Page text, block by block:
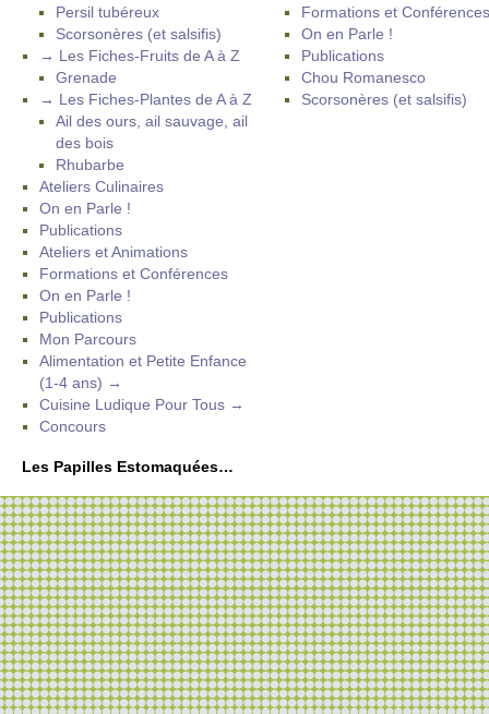
Persil tubéreux
Scorsonères (et salsifis)
→ Les Fiches-Fruits de A à Z
Grenade
→ Les Fiches-Plantes de A à Z
Ail des ours, ail sauvage, ail
des bois
Rhubarbe
Ateliers Culinaires
On en Parle !
Publications
Ateliers et Animations
Formations et Conférences
On en Parle !
Publications
Mon Parcours
Alimentation et Petite Enfance
(1-4 ans) →
Cuisine Ludique Pour Tous →
Concours
Formations et Conférences
On en Parle !
Publications
Chou Romanesco
Scorsonères (et salsifis)
Les Papilles Estomaquées…